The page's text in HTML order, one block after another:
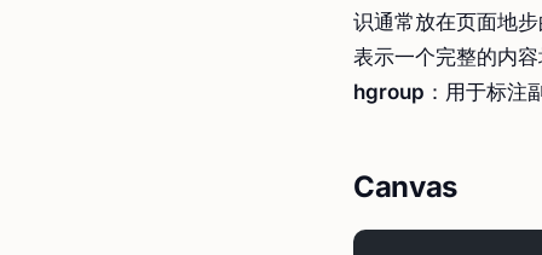
识通常放在页面地
表示一个完整的内
hgroup ：用于标注
Canvas